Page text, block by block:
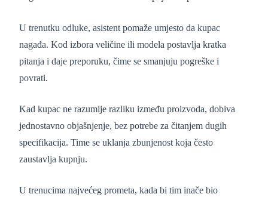
U trenutku odluke, asistent pomaže umjesto da kupac
nagađa. Kod izbora veličine ili modela postavlja kratka
pitanja i daje preporuku, čime se smanjuju pogreške i
povrati.
Kad kupac ne razumije razliku između proizvoda, dobiva
jednostavno objašnjenje, bez potrebe za čitanjem dugih
specifikacija. Time se uklanja zbunjenost koja često
zaustavlja kupnju.
U trenucima najvećeg prometa, kada bi tim inače bio